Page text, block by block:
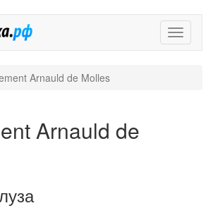
Arnauld de Molles
Arnauld de